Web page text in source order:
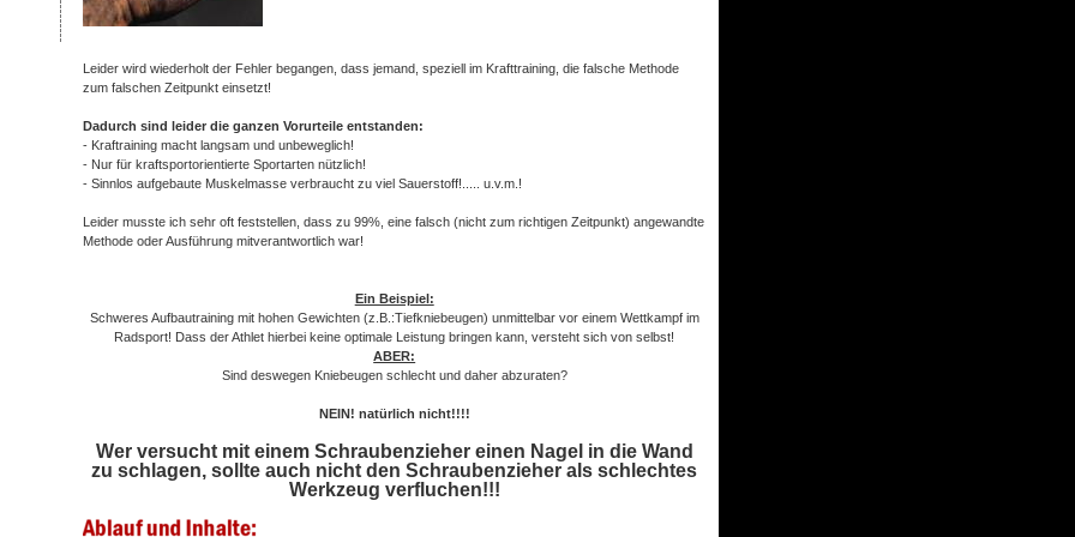
Leider wird wiederholt der Fehler begangen, dass jemand, speziell im Krafttraining, die falsche Methode
zum falschen Zeitpunkt einsetzt!
Dadurch sind leider die ganzen Vorurteile entstanden:
- Kraftraining macht langsam und unbeweglich!
- Nur für kraftsportorientierte Sportarten nützlich!
- Sinnlos aufgebaute Muskelmasse verbraucht zu viel Sauerstoff!..... u.v.m.!
Leider musste ich sehr oft feststellen, dass zu 99%, eine falsch (nicht zum richtigen Zeitpunkt) angewandte
Methode oder Ausführung mitverantwortlich war!
Ein Beispiel:
Schweres Aufbautraining mit hohen Gewichten (z.B.:Tiefkniebeugen) unmittelbar vor einem Wettkampf im
Radsport! Dass der Athlet hierbei keine optimale Leistung bringen kann, versteht sich von selbst!
ABER:
Sind deswegen Kniebeugen schlecht und daher abzuraten?
NEIN! natürlich nicht!!!!
Wer versucht mit einem Schraubenzieher einen Nagel in die Wand
zu schlagen, sollte auch nicht den Schraubenzieher als schlechtes
Werkzeug verfluchen!!!